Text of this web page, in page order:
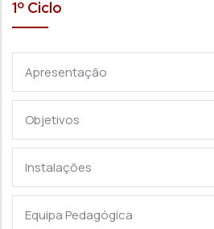
1º Ciclo
Apresentação
Objetivos
Instalações
Equipa Pedagógica